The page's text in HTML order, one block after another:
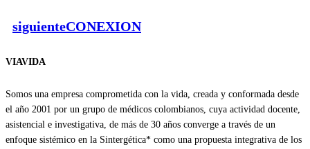
siguienteCONEXION
VIAVIDA
Somos una empresa comprometida con la vida, creada y conformada desde
el año 2001 por un grupo de médicos colombianos, cuya actividad docente,
asistencial e investigativa, de más de 30 años converge a través de un
enfoque sistémico en la Sintergética* como una propuesta integrativa de los